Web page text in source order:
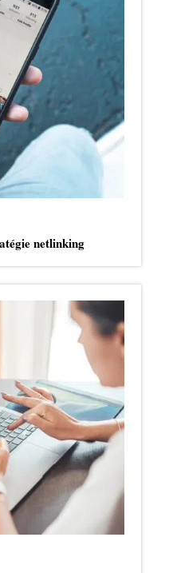
netlinking